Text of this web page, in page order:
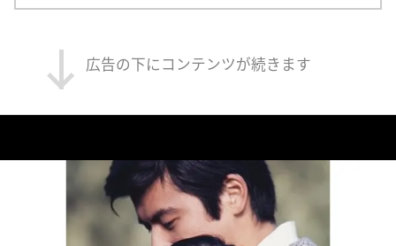
広告の下にコンテンツが続きます